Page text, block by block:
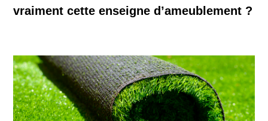
vraiment cette enseigne d’ameublement ?